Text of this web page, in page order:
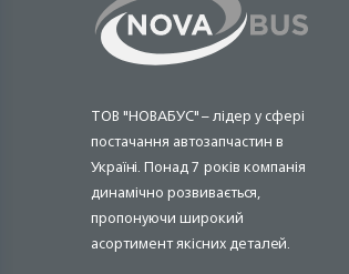
ТОВ "НОВАБУС" – лідер у сфері
постачання автозапчастин в
Україні. Понад 7 років компанія
динамічно розвивається,
пропонуючи широкий
асортимент якісних деталей.